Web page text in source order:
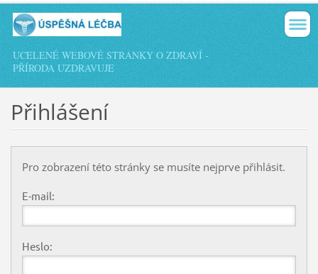
UCELENÉ WEBOVÉ STRÁNKY O ZDRAVÍ -
PŘÍRODA UZDRAVUJE
Přihlášení
Pro zobrazení této stránky se musíte nejprve přihlásit.
E-mail:
Heslo: